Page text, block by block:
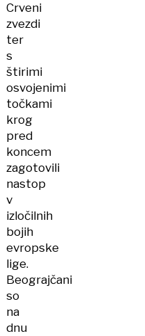
Crveni
zvezdi
ter
s
štirimi
osvojenimi
točkami
krog
pred
koncem
zagotovili
nastop
v
izločilnih
bojih
evropske
lige.
Beograjčani
so
na
dnu